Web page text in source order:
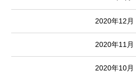
2020年12月
2020年11月
2020年10月